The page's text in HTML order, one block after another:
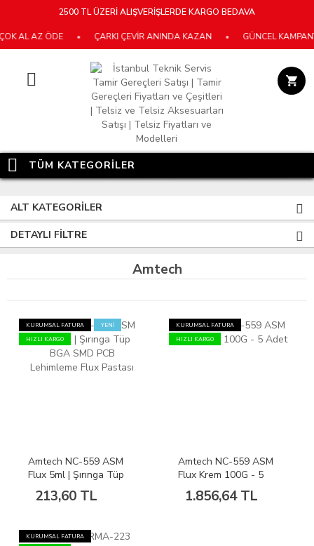
2500 TL ÜZERİ ALIŞVERİŞLERDE KARGO BEDAVA
AL AZ ÖDE ÇARKI ÇEVİR ANINDA KAZAN GÜNCEL
TÜM KATEGORİLER
ALT KATEGORILER
DETAYLI FILTRE
Amtech
KURUMSAL FATURA
YENİ
HIZLI KARGO
Amtech NC-559 ASM
Flux 5ml | Şırınga Tüp
BGA SMD PCB
Lehimleme Flux Pastası
213,60 TL
KURUMSAL FATURA
HIZLI KARGO
Amtech NC-559 ASM
Flux Krem 100G - 5
Adet
1.856,64 TL
KURUMSAL FATURA